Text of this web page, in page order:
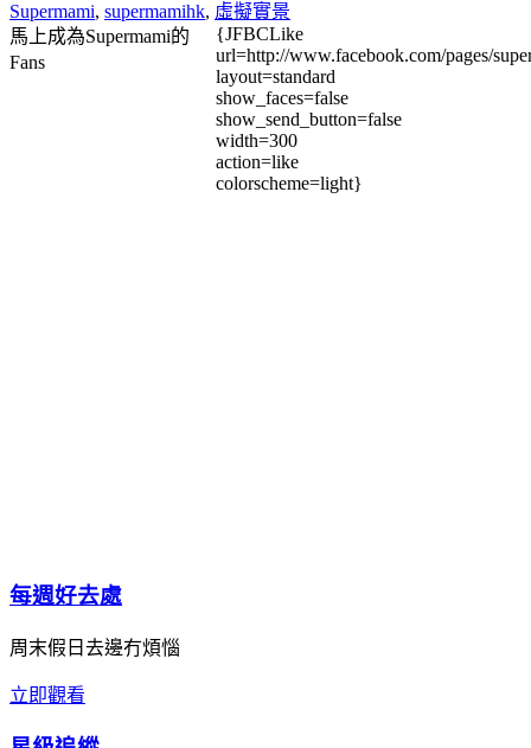
Supermami, supermamihk, 虛擬實景
馬上成為Supermami的
Fans
{JFBCLike
url=http://www.facebook.com/pages/
layout=standard
show_faces=false
show_send_button=false
width=300
action=like
colorscheme=light}
每週好去處
周末假日去邊冇煩惱
立即觀看